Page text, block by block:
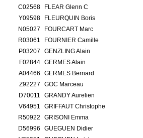
C02568
FLEAR Glenn C
Y09598
FLEURQUIN Boris
N05027
FOURCART Marc
R03061
FOURNIER Camille
P03207
GENZLING Alain
F02844 GERMES Alain
A04466
GERMES Bernard
Z92227
GOC Marceau
D70011
GRANDY Aurelien
V64951
GRIFFAUT Christophe
R50922
GRISONI Emma
D56996
GUEGUEN Didier